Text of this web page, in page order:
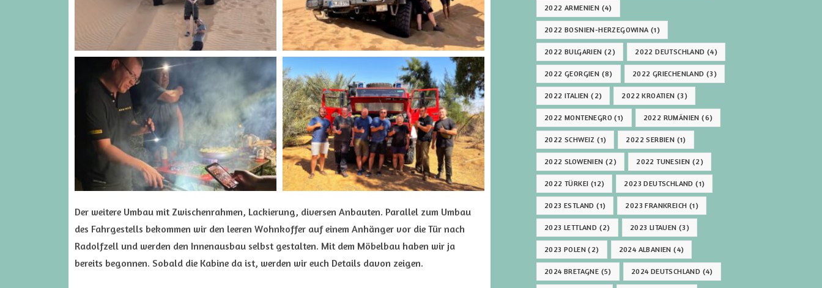
Der weitere Umbau mit Zwischenrahmen, Lackierung, diversen Anbauten. Parallel zum Umbau
des Fahrgestells bekommen wir den leeren Wohnkoffer auf einem Anhänger vor die Tür nach
Radolfzell und werden den Innenausbau selbst gestalten. Mit dem Möbelbau haben wir ja
bereits begonnen. Sobald die Kabine da ist, werden wir euch Details davon zeigen.
2022 ARMENIEN (4)
2022 BOSNIEN-HERZEGOWINA(1)
2022 BULGARIEN (2) 2022 DEUTSCHLAND (4)
2022 GEORGIEN (8) 2022 GRIECHENLAND (3)
2022 ITALIEN (2) 2022 KROATIEN (3)
2022 MONTENEGRO (1) 2022 RUMÄNIEN (6)
2022 SCHWEIZ (1) 2022 SERBIEN (1)
2022 SLOWENIEN (2) 2022 TUNESIEN (2)
2022 TÜRKEI (12) 2023 DEUTSCHLAND (1)
2023 ESTLAND (1) 2023 FRANKREICH (1)
2023 LETTLAND (2) 2023 LITAUEN (3)
2023 POLEN (2) 2024 ALBANIEN (4)
2024 BRETAGNE (5) 2024 DEUTSCHLAND (4)